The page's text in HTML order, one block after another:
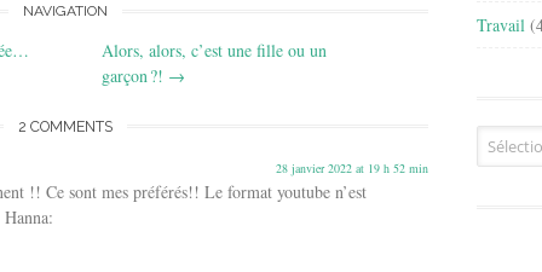
NAVIGATION
Alors, alors, c’est une fille ou un
garçon ?! →
2 COMMENTS
28 janvier 2022 at 19 h 52 min
!! Ce sont mes préférés!! Le format youtube n’est
Travail
Archives